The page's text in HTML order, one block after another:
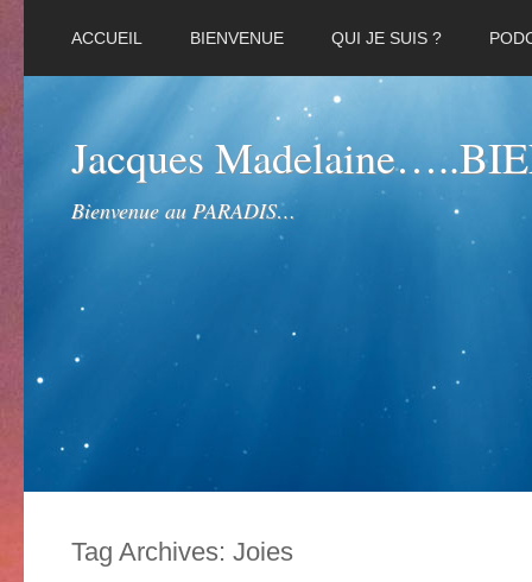
ACCUEIL BIENVENUE QUI JE SUIS ?
Jacques
Bienvenue au PARADIS…
Tag Archives: Joies